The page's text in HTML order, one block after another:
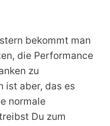
bekommt man
die Performance
zu
ist aber, das es
normale
Du zum